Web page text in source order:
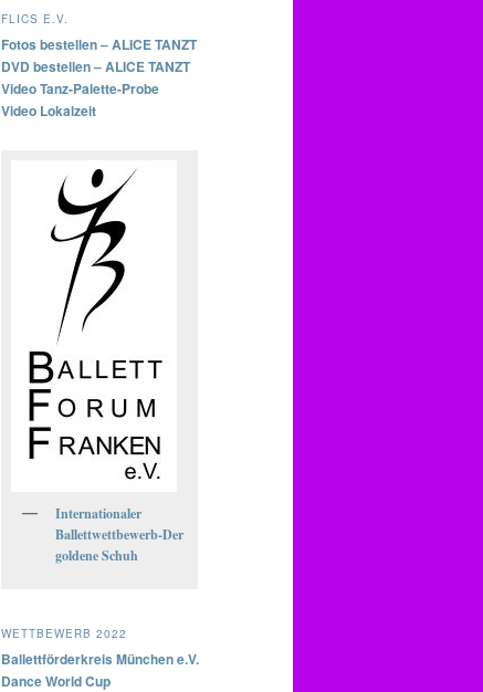
FLICS E.V.
Fotos bestellen – ALICE TANZT
DVD bestellen – ALICE TANZT
Video Tanz-Palette-Probe
Video Lokalzeit
Internationaler
Ballettwettbewerb-Der
goldene Schuh
WETTBEWERB 2022
Ballettförderkreis München e.V.
Dance World Cup